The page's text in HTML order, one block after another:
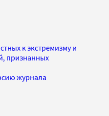
к экстремизму и
признанных
журнала